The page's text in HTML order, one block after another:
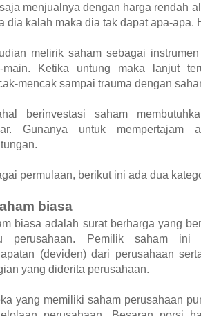
menjualnya dengan harga rendah
dia kalah maka dia tak dapat apa-apa.
melirik saham sebagai
main. Ketika untung maka lanjut
mencak sampai trauma dengan
berinvestasi saham
Gunanya untuk mempertajam
permulaan, berikut ini ada dua
biasa
biasa adalah surat berharga yang
perusahaan. Pemilik saham ini
(deviden) dari perusahaan
yang diderita perusahaan.
yang memiliki saham perusahaan